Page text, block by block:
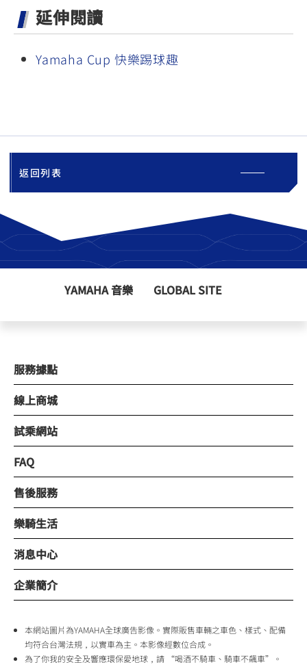
延伸閱讀
Yamaha Cup 快樂踢球趣
返回列表
YAMAHA 音樂 GLOBAL SITE
服務據點
線上商城
試乘網站
FAQ
售後服務
樂騎生活
消息中心
企業簡介
本網站圖片為YAMAHA全球廣告影像。實際販售車輛之車色、樣式、配備
均符合台灣法規，以實車為主。本影像經數位合成。
為了你我的安全及響應環保愛地球，請 “喝酒不騎車、騎車不飆車”。